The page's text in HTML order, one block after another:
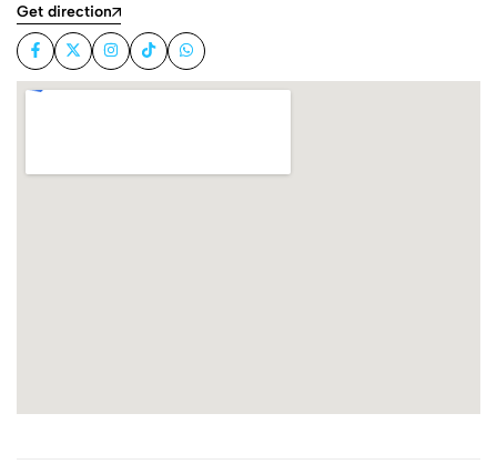
Get direction